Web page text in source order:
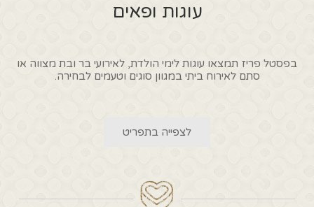
עוגות ופאים
בפסטל פריז תמצאו עוגות לימי הולדת, לאירועי בר ובת מצווה או
סתם לאירוח ביתי במגוון סוגים וטעמים לבחירה.
לצפייה בתפריט